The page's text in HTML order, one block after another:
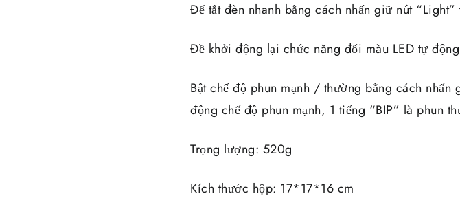
Để tắt đèn nhanh bằng cách nhấn giữ nút
Đề khởi động lại chức năng đổi màu LED tự
Bật chế độ phun mạnh / thường bằng cách
động chế độ phun mạnh, 1 tiếng “BIP” là phun
Trọng lượng: 520g
Kích thước hộp: 17*17*16 cm